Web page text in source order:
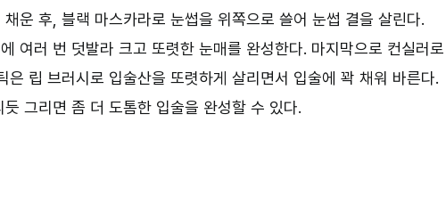
운 후, 블랙 마스카라로 눈썹을 위쪽으로 쓸어 눈썹 결을 살린다.
여러 번 덧발라 크고 또렷한 눈매를 완성한다. 마지막으로 컨실러로
립 브러시로 입술산을 또렷하게 살리면서 입술에 꽉 채워 바른다.
그리면 좀 더 도톰한 입술을 완성할 수 있다.